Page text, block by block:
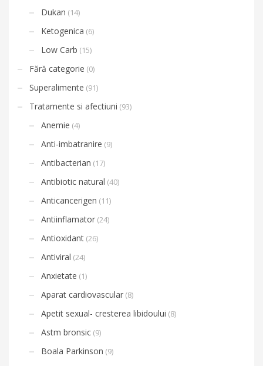
Dukan (14)
Ketogenica (6)
Low Carb (15)
Fără categorie (0)
Superalimente (91)
Tratamente si afectiuni (93)
Anemie (4)
Anti-imbatranire (9)
Antibacterian (17)
Antibiotic natural (40)
Anticancerigen (11)
Antiinflamator (24)
Antioxidant (26)
Antiviral (24)
Anxietate (1)
Aparat cardiovascular (8)
Apetit sexual- cresterea libidoului (8)
Astm bronsic (9)
Boala Parkinson (9)